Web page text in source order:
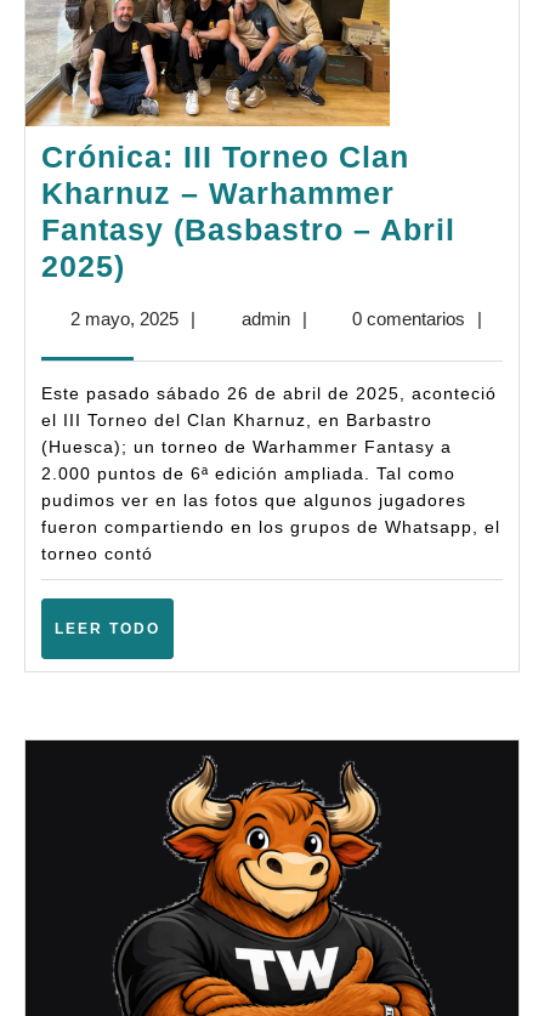
Crónica: III Torneo Clan
Kharnuz – Warhammer
Fantasy (Basbastro – Abril
2025)
Torneo
Kharnuz
–
Warhammer
Fantasy
(Basbastro
–
Abril
2025)
2 mayo, 20252
| adminadmin
| 0 comentarios |
Este pasado sábado 26 de abril de 2025, aconteció
el III Torneo del Clan Kharnuz, en Barbastro
(Huesca); un torneo de Warhammer Fantasy a
2.000 puntos de 6ª edición ampliada. Tal como
pudimos ver en las fotos que algunos jugadores
fueron compartiendo en los grupos de Whatsapp, el
torneo contó
LEER TODO